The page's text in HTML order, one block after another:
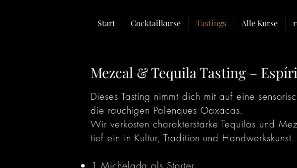
Start Cocktailkurse Tastings Alle Kurse
Mezcal & Tequila Tasting –
Dieses Tasting nimmt dich mit auf eine
die rauchigen Palenques Oaxacas.
Wir verkosten charakterstarke Tequilas und
tief ein in Kultur, Tradition und Handwerkskunst.